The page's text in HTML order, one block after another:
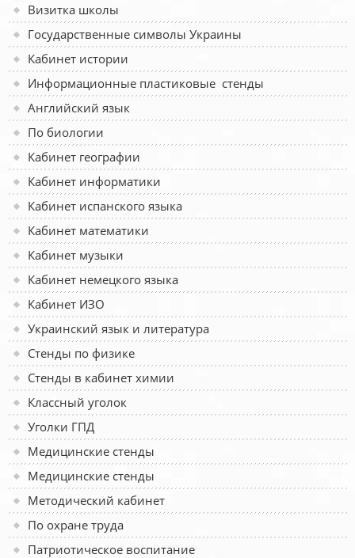
Визитка школы
Государственные символы Украины
Кабинет истории
Информационные пластиковые стенды
Английский язык
По биологии
Кабинет географии
Кабинет информатики
Кабинет испанского языка
Кабинет математики
Кабинет музыки
Кабинет немецкого языка
Кабинет ИЗО
Украинский язык и литература
Стенды по физике
Стенды в кабинет химии
Классный уголок
Уголки ГПД
Медицинские стенды
Медицинские стенды
Методический кабинет
По охране труда
Патриотическое воспитание